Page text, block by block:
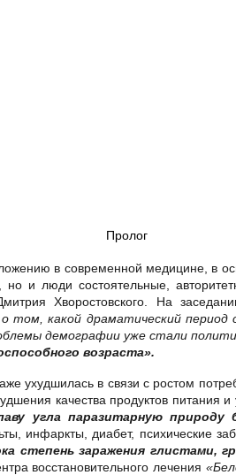
Пролог
в современной медицине, в
и люди состоятельные,
Хворостовского. На
том, какой драматический
демографии уже стали
возраста».
ухудшилась в связи с ростом
качества продуктов
угла паразитарную
инфаркты, диабет, психические
степень заражения
восстановительного лечения